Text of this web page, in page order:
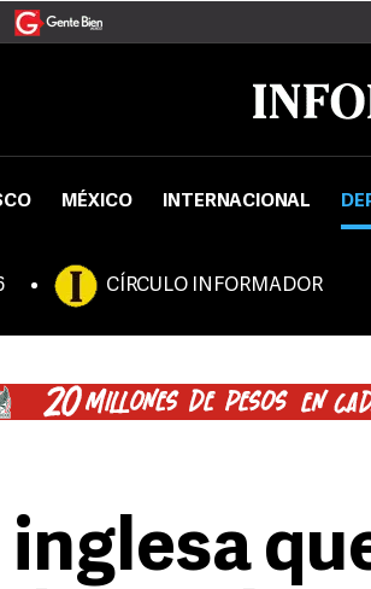
MÉXICO INTERNACIONAL
CÍRCULO INFORMADOR